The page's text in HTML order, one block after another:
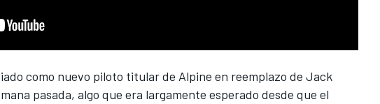
como nuevo piloto titular de Alpine en reemplazo de Jack
pasada, algo que era largamente esperado desde que el